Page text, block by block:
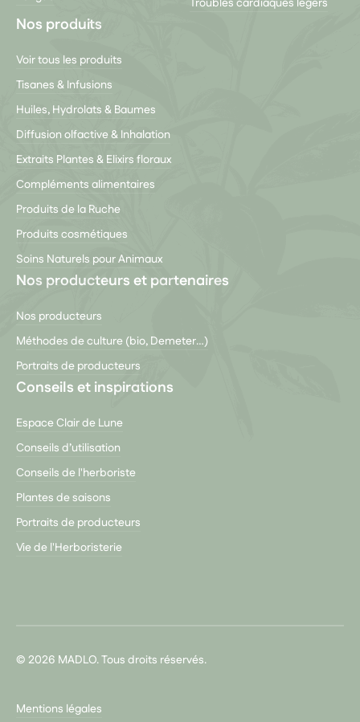
Troubles cardiaques légers
Nos produits
Voir tous les produits
Tisanes & Infusions
Huiles, Hydrolats & Baumes
Diffusion olfactive & Inhalation
Extraits Plantes & Elixirs floraux
Compléments alimentaires
Produits de la Ruche
Produits cosmétiques
Soins Naturels pour Animaux
Nos producteurs et partenaires
Nos producteurs
Méthodes de culture (bio, Demeter…)
Portraits de producteurs
Conseils et inspirations
Espace Clair de Lune
Conseils d’utilisation
Conseils de l'herboriste
Plantes de saisons
Portraits de producteurs
Vie de l'Herboristerie
© 2026 MADLO. Tous droits réservés.
Mentions légales